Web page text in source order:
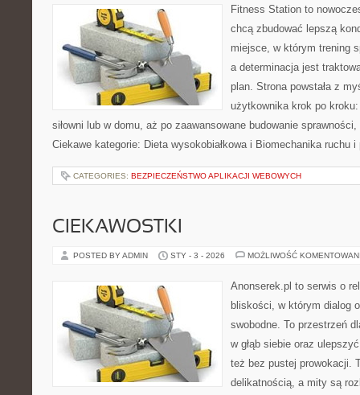
Fitness Station to
chcą zbudować lepszą
miejsce, w którym trening
a determinacja jest
plan. Strona powstała z
użytkownika krok po
siłowni lub w domu, aż po zaawansowane budowanie
Ciekawe kategorie: Dieta wysokobiałkowa i Biomechanika ruchu
CATEGORIES: BEZPIECZEŃSTWO APLIKACJI WEBOWYCH
CIEKAWOSTKI
POSTED BY ADMIN STY - 3 - 2026 MOŻLIWOŚĆ
Anonserek.pl to serwis o
bliskości, w którym dialog
swobodne. To przestrzeń
w głąb siebie oraz
też bez pustej prowokacji.
delikatnością, a mity są